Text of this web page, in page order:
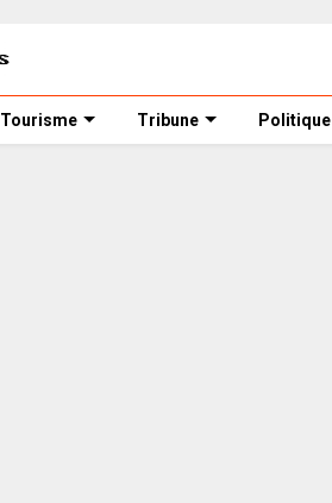
Tourisme Tribune Politique